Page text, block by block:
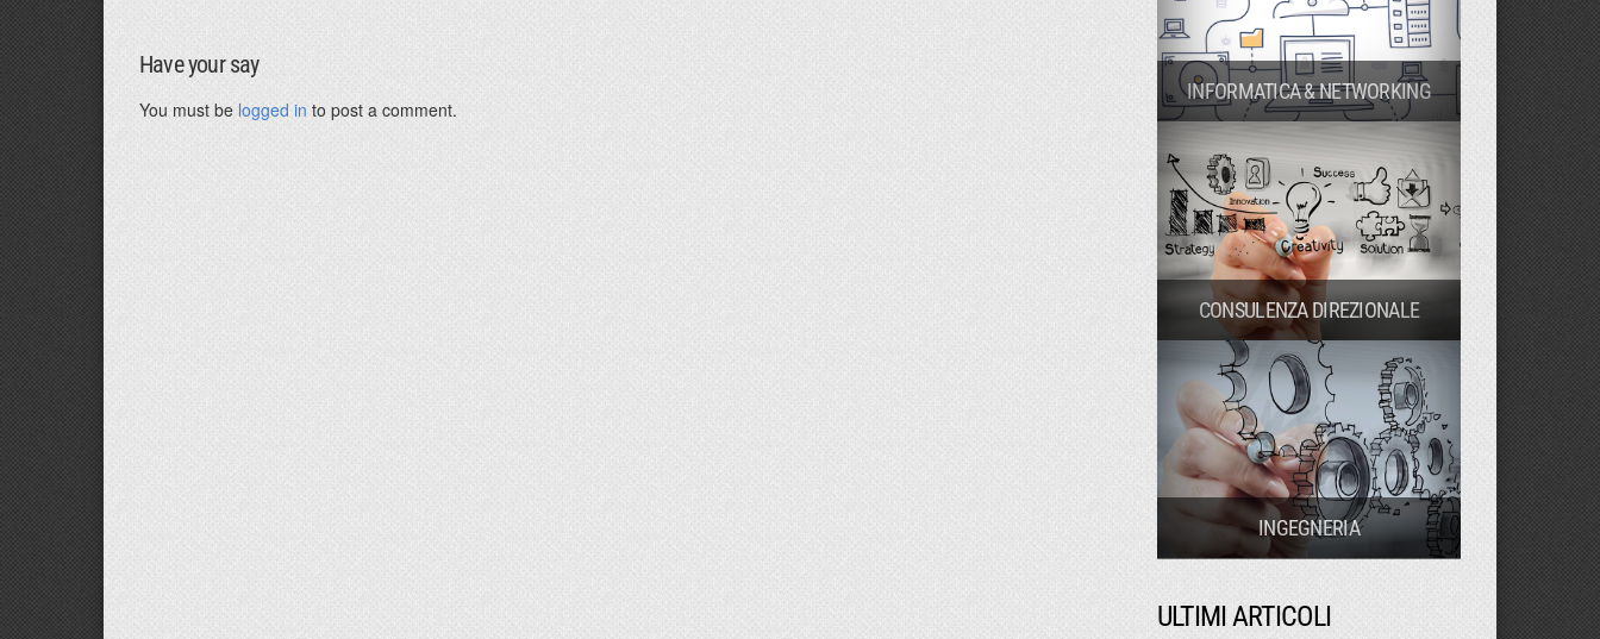
Have your say
You must be logged in to post a comment.
INFORMATICA & NETWORKING
CONSULENZA DIREZIONALE
INGEGNERIA
ULTIMI ARTICOLI